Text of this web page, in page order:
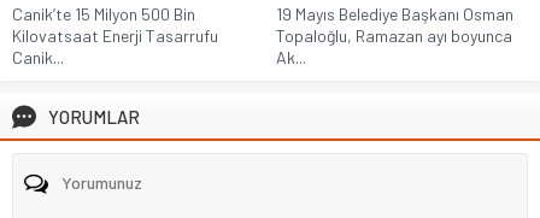
Canik’te 15 Milyon 500 Bin
Kilovatsaat Enerji Tasarrufu
Canik...
19 Mayıs Belediye Başkanı Osman
Topaloğlu, Ramazan ayı boyunca
Ak...
YORUMLAR